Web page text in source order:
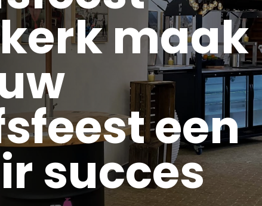
maak
een
succes